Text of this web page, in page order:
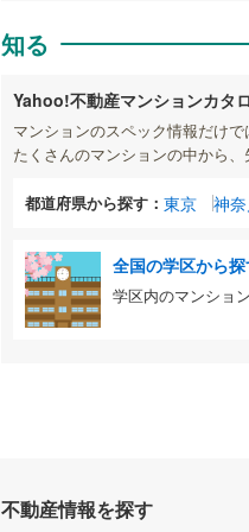
知る
Yahoo!不動産マンションカタ
マンションのスペック情報だけ
たくさんのマンションの中から
都道府県から探す： 東京 神
全国の学区から探
学区内のマンショ
不動産情報を探す